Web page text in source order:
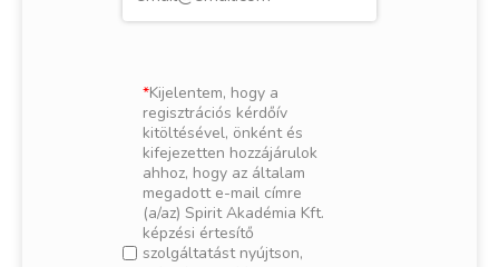
Kijelentem, hogy a
regisztrációs kérdőív
kitöltésével, önként és
kifejezetten hozzájárulok
ahhoz, hogy az általam
megadott e-mail címre
(a/az) Spirit Akadémia Kft.
képzési értesítő
szolgáltatást nyújtson,